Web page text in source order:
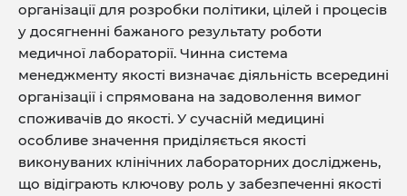
організації для розробки політики, цілей і процесів
у досягненні бажаного результату роботи
медичної лабораторії. Чинна система
менеджменту якості визначає діяльність всередині
організації і спрямована на задоволення вимог
споживачів до якості. У сучасній медицині
особливе значення приділяється якості
виконуваних клінічних лабораторних досліджень,
що відіграють ключову роль у забезпеченні якості